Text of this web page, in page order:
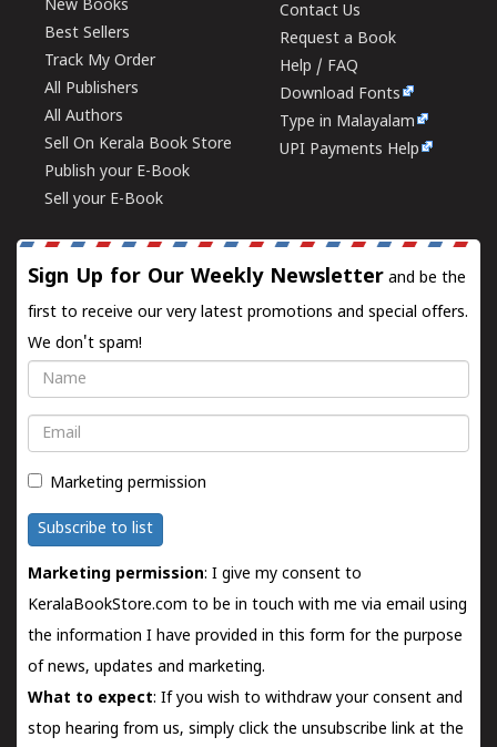
New Books
Best Sellers
Track My Order
All Publishers
All Authors
Sell On Kerala Book Store
Publish your E-Book
Sell your E-Book
Contact Us
Request a Book
Help / FAQ
Download Fonts
Type in Malayalam
UPI Payments Help
Sign Up for Our Weekly Newsletter and be the
first to receive our very latest promotions and special offers.
We don't spam!
Name
Email
Marketing permission
Subscribe to list
Marketing permission: I give my consent to
KeralaBookStore.com to be in touch with me via email using
the information I have provided in this form for the purpose
of news, updates and marketing.
What to expect: If you wish to withdraw your consent and
stop hearing from us, simply click the unsubscribe link at the